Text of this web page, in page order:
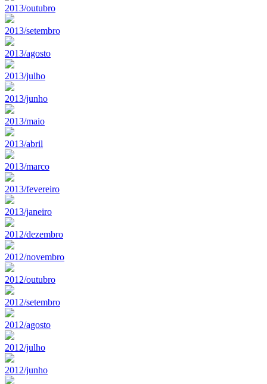
2013/outubro
2013/setembro
2013/agosto
2013/julho
2013/junho
2013/maio
2013/abril
2013/marco
2013/fevereiro
2013/janeiro
2012/dezembro
2012/novembro
2012/outubro
2012/setembro
2012/agosto
2012/julho
2012/junho